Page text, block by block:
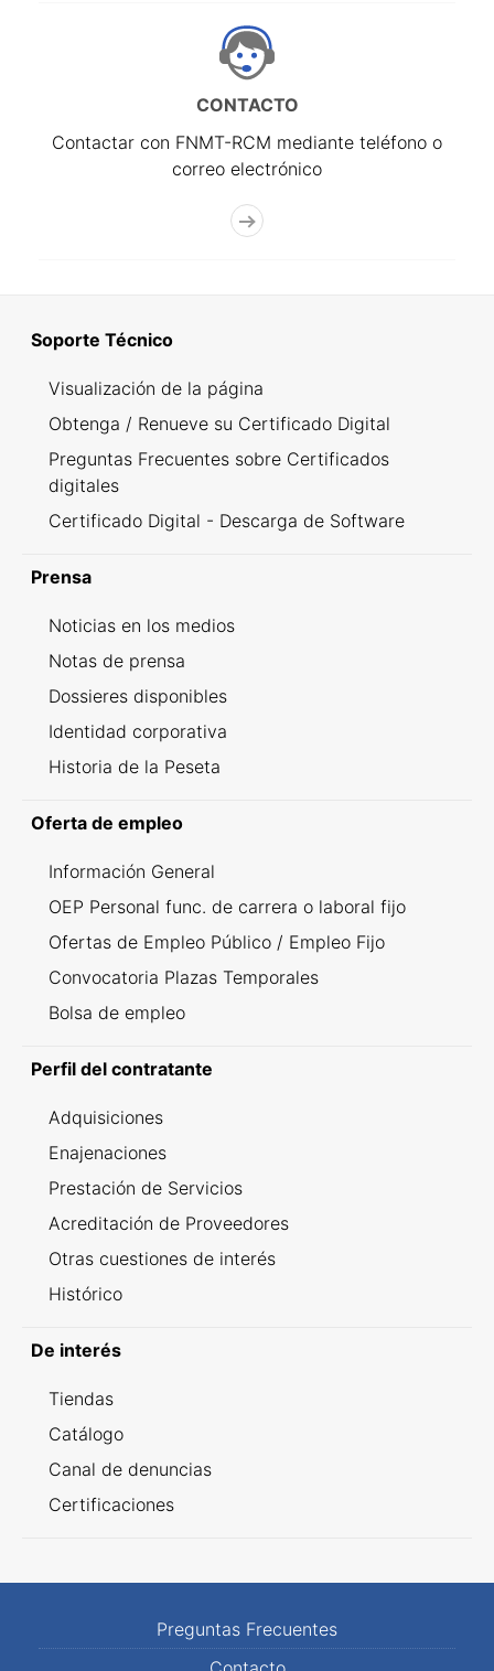
CONTACTO
Contactar con FNMT-RCM mediante teléfono o
correo electrónico
Soporte Técnico
Visualización de la página
Obtenga / Renueve su Certificado Digital
Preguntas Frecuentes sobre Certificados
digitales
Certificado Digital - Descarga de Software
Prensa
Noticias en los medios
Notas de prensa
Dossieres disponibles
Identidad corporativa
Historia de la Peseta
Oferta de empleo
Información General
OEP Personal func. de carrera o laboral fijo
Ofertas de Empleo Público / Empleo Fijo
Convocatoria Plazas Temporales
Bolsa de empleo
Perfil del contratante
Adquisiciones
Enajenaciones
Prestación de Servicios
Acreditación de Proveedores
Otras cuestiones de interés
Histórico
De interés
Tiendas
Catálogo
Canal de denuncias
Certificaciones
Preguntas Frecuentes